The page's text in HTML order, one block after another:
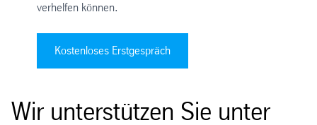
verhelfen können.
Kostenloses Erstgespräch
Wir unterstützen Sie unter